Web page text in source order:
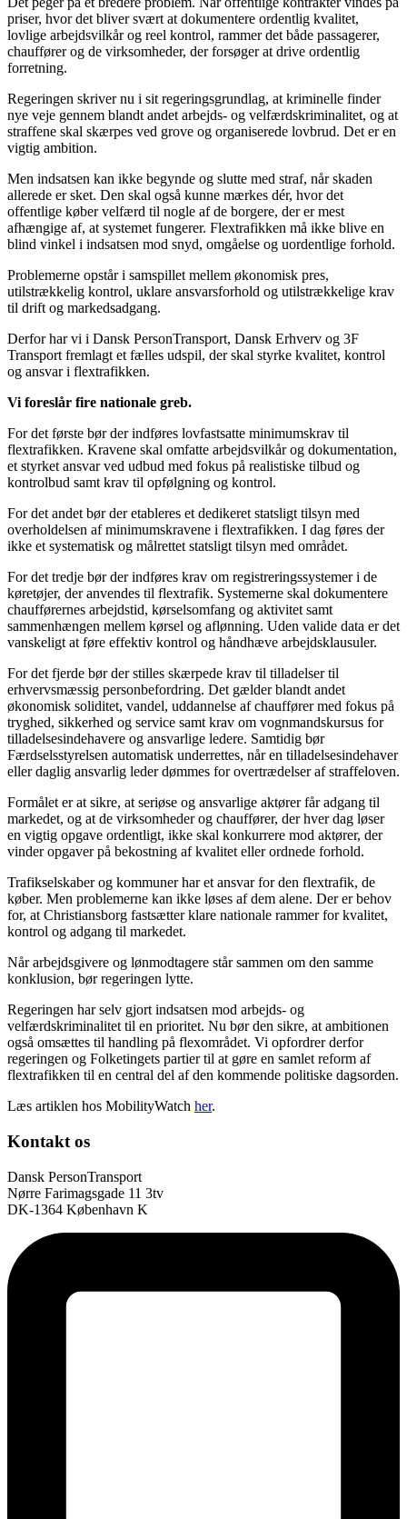
priser, hvor det bliver svært at dokumentere ordentlig kvalitet,
lovlige arbejdsvilkår og reel kontrol, rammer det både passagerer,
chauffører og de virksomheder, der forsøger at drive ordentlig
forretning.
Regeringen skriver nu i sit regeringsgrundlag, at kriminelle finder
nye veje gennem blandt andet arbejds- og velfærdskriminalitet, og at
straffene skal skærpes ved grove og organiserede lovbrud. Det er en
vigtig ambition.
Men indsatsen kan ikke begynde og slutte med straf, når skaden
allerede er sket. Den skal også kunne mærkes dér, hvor det
offentlige køber velfærd til nogle af de borgere, der er mest
afhængige af, at systemet fungerer. Flextrafikken må ikke blive en
blind vinkel i indsatsen mod snyd, omgåelse og uordentlige forhold.
Problemerne opstår i samspillet mellem økonomisk pres,
utilstrækkelig kontrol, uklare ansvarsforhold og utilstrækkelige krav
til drift og markedsadgang.
Derfor har vi i Dansk PersonTransport, Dansk Erhverv og 3F
Transport fremlagt et fælles udspil, der skal styrke kvalitet, kontrol
og ansvar i flextrafikken.
Vi foreslår fire nationale greb.
For det første bør der indføres lovfastsatte minimumskrav til
flextrafikken. Kravene skal omfatte arbejdsvilkår og dokumentation,
et styrket ansvar ved udbud med fokus på realistiske tilbud og
kontrolbud samt krav til opfølgning og kontrol.
For det andet bør der etableres et dedikeret statsligt tilsyn med
overholdelsen af minimumskravene i flextrafikken. I dag føres der
ikke et systematisk og målrettet statsligt tilsyn med området.
For det tredje bør der indføres krav om registreringssystemer i de
køretøjer, der anvendes til flextrafik. Systemerne skal dokumentere
chaufførernes arbejdstid, kørselsomfang og aktivitet samt
sammenhængen mellem kørsel og aflønning. Uden valide data er det
vanskeligt at føre effektiv kontrol og håndhæve arbejdsklausuler.
For det fjerde bør der stilles skærpede krav til tilladelser til
erhvervsmæssig personbefordring. Det gælder blandt andet
økonomisk soliditet, vandel, uddannelse af chauffører med fokus på
tryghed, sikkerhed og service samt krav om vognmandskursus for
tilladelsesindehavere og ansvarlige ledere. Samtidig bør
Færdselsstyrelsen automatisk underrettes, når en tilladelsesindehaver
eller daglig ansvarlig leder dømmes for overtrædelser af straffeloven.
Formålet er at sikre, at seriøse og ansvarlige aktører får adgang til
markedet, og at de virksomheder og chauffører, der hver dag løser
en vigtig opgave ordentligt, ikke skal konkurrere mod aktører, der
vinder opgaver på bekostning af kvalitet eller ordnede forhold.
Trafikselskaber og kommuner har et ansvar for den flextrafik, de
køber. Men problemerne kan ikke løses af dem alene. Der er behov
for, at Christiansborg fastsætter klare nationale rammer for kvalitet,
kontrol og adgang til markedet.
Når arbejdsgivere og lønmodtagere står sammen om den samme
konklusion, bør regeringen lytte.
Regeringen har selv gjort indsatsen mod arbejds- og
velfærdskriminalitet til en prioritet. Nu bør den sikre, at ambitionen
også omsættes til handling på flexområdet. Vi opfordrer derfor
regeringen og Folketingets partier til at gøre en samlet reform af
flextrafikken til en central del af den kommende politiske dagsorden.
Læs artiklen hos MobilityWatch her.
Kontakt os
Dansk PersonTransport
Nørre Farimagsgade 11 3tv
DK-1364 København K